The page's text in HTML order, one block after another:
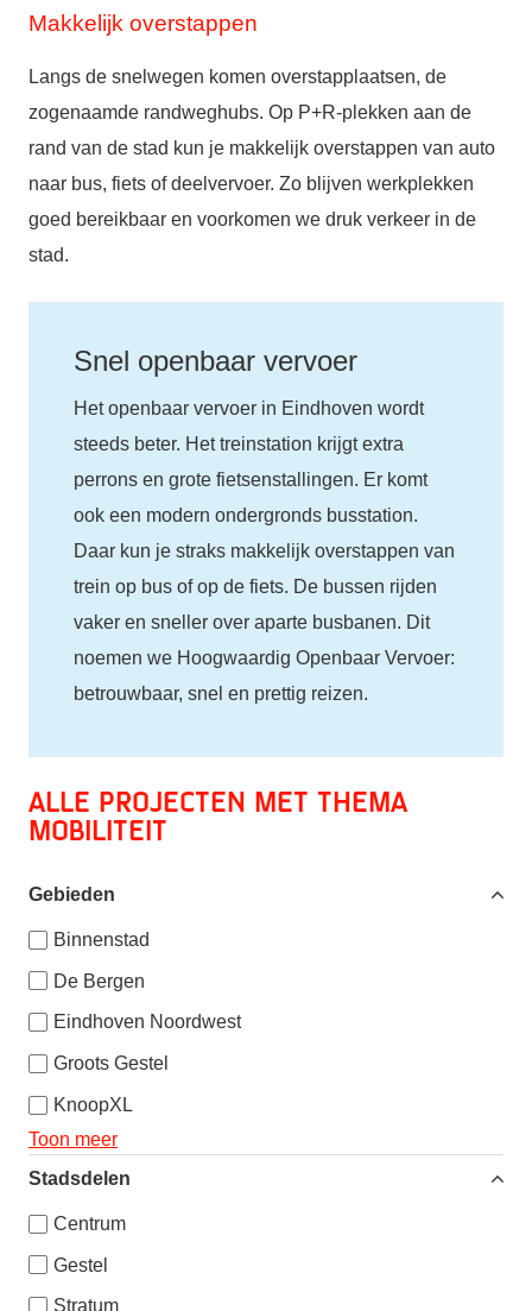
Makkelijk overstappen
Langs de snelwegen komen overstapplaatsen, de
zogenaamde randweghubs. Op P+R-plekken aan de
rand van de stad kun je makkelijk overstappen van auto
naar bus, fiets of deelvervoer. Zo blijven werkplekken
goed bereikbaar en voorkomen we druk verkeer in de
stad.
Snel openbaar vervoer
Het openbaar vervoer in Eindhoven wordt
steeds beter. Het treinstation krijgt extra
perrons en grote fietsenstallingen. Er komt
ook een modern ondergronds busstation.
Daar kun je straks makkelijk overstappen van
trein op bus of op de fiets. De bussen rijden
vaker en sneller over aparte busbanen. Dit
noemen we Hoogwaardig Openbaar Vervoer:
betrouwbaar, snel en prettig reizen.
Alle projecten met thema
Mobiliteit
Gebieden
Binnenstad
De Bergen
Eindhoven Noordwest
Groots Gestel
KnoopXL
Toon meer
Stadsdelen
Centrum
Gestel
Stratum